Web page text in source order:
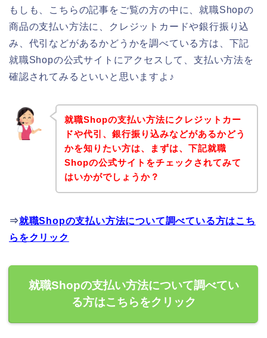
もしも、こちらの記事をご覧の方の中に、就職Shopの
商品の支払い方法に、クレジットカードや銀行振り込
み、代引などがあるかどうかを調べている方は、下記
就職Shopの公式サイトにアクセスして、支払い方法を
確認されてみるといいと思いますよ♪
就職Shopの支払い方法にクレジットカー
ドや代引、銀行振り込みなどがあるかどう
かを知りたい方は、まずは、下記就職
Shopの公式サイトをチェックされてみて
はいかがでしょうか？
⇒就職Shopの支払い方法について調べている方はこち
らをクリック
就職Shopの支払い方法について調べてい
る方はこちらをクリック